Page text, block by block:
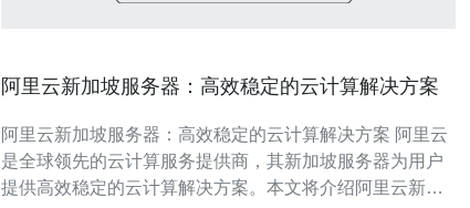
阿里云新加坡服务器：高效稳定的云计算解决方案
阿里云新加坡服务器：高效稳定的云计算解决方案 阿里云
是全球领先的云计算服务提供商，其新加坡服务器为用户
提供高效稳定的云计算解决方案。本文将介绍阿里云新加